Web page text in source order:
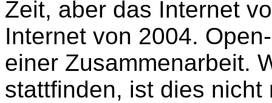
Zeit, aber das Internet
Internet von 2004.
einer Zusammenarbeit.
stattfinden, ist dies nicht